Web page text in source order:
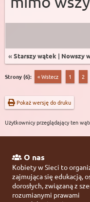
« Starszy wątek | Nowszy
Strony (6): « Wstecz 1 2
Pokaż wersję do druku
Użytkownicy przeglądający ten
O nas
Kobiety w Sieci to
zajmująca się edukacją,
dorosłych, związaną z
rozumianymi prawami